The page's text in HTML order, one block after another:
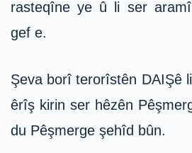
rasteqîne ye û li ser
gef e.
Şeva borî terorîstên DAIŞê
êrîş kirin ser hêzên
du Pêşmerge şehîd bûn.